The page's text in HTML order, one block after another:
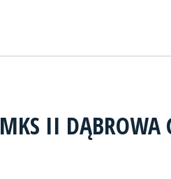
MKS II DĄBROWA